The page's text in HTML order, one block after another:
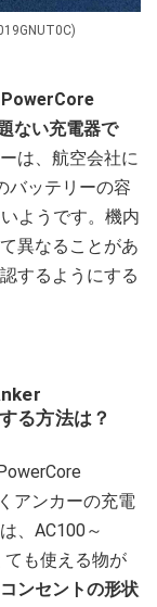
PowerCore
ない充電器で
は、航空会社に
バッテリーの容
ようです。機内
異なることがあ
するようにする
る方法は？
アンカーの充電
、AC100～
も使える物が
ンセントの形状